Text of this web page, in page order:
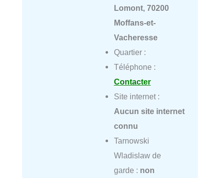
Lomont, 70200
Moffans-et-
Vacheresse
Quartier :
Téléphone :
Contacter
Site internet :
Aucun site internet
connu
Tarnowski
Wladislaw de
garde : non